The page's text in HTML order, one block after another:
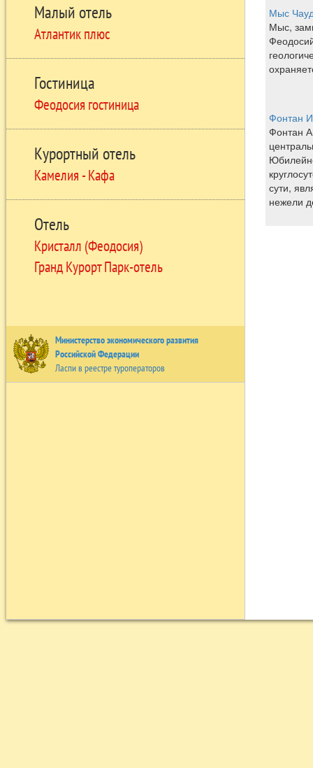
Малый отель
Атлантик плюс
Гостиница
Феодосия гостиница
Курортный отель
Камелия - Кафа
Отель
Кристалл (Феодосия)
Гранд Курорт Парк-отель
Министерство экономического развития
Российской Федерации
Ласпи в реестре туроператоров
Мыс
Мыс,
Фонтан
Фонтан
сути,
нежели